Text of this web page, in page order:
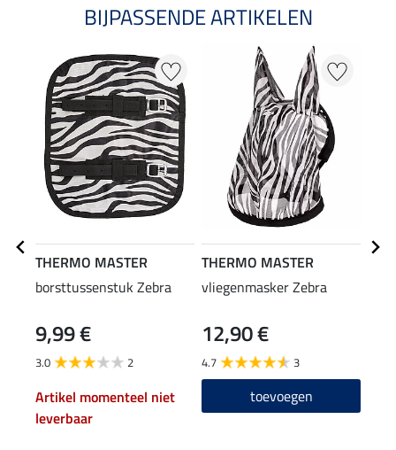
BIJPASSENDE ARTIKELEN
THERMO MASTER
borsttussenstuk Zebra
9,99 €
3.0 2
Artikel momenteel niet
leverbaar
THERMO MASTER
vliegenmasker Zebra
12,90 €
4.7 3
toevoegen